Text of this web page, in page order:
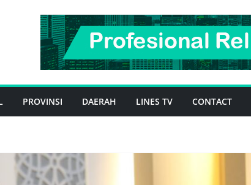
PROVINSI DAERAH LINES TV CONTACT